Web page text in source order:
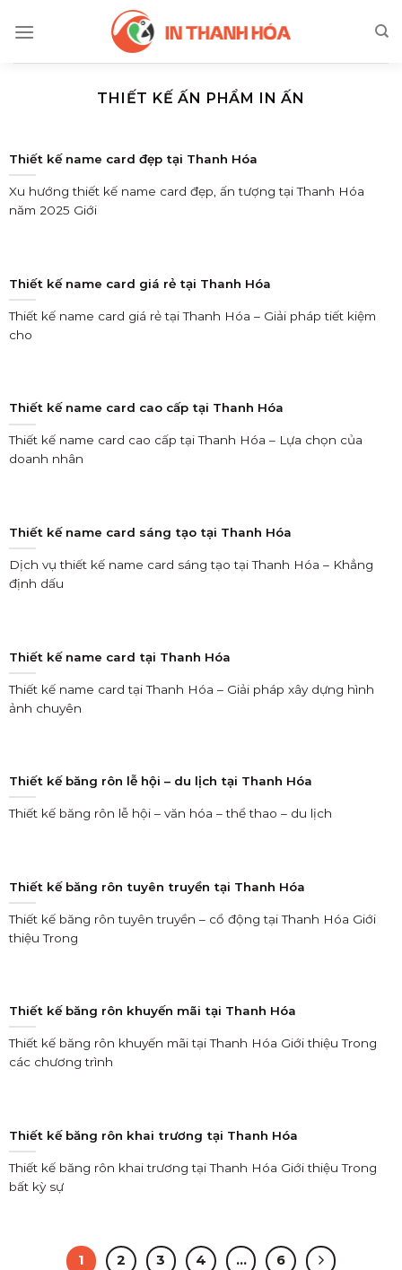
THIẾT KẾ ẤN PHẨM IN ẤN
Thiết kế name card đẹp tại Thanh Hóa
Xu hướng thiết kế name card đẹp, ấn tượng tại Thanh Hóa
năm 2025 Giới
Thiết kế name card giá rẻ tại Thanh Hóa
Thiết kế name card giá rẻ tại Thanh Hóa – Giải pháp tiết kiệm
cho
Thiết kế name card cao cấp tại Thanh Hóa
Thiết kế name card cao cấp tại Thanh Hóa – Lựa chọn của
doanh nhân
Thiết kế name card sáng tạo tại Thanh Hóa
Dịch vụ thiết kế name card sáng tạo tại Thanh Hóa – Khẳng
định dấu
Thiết kế name card tại Thanh Hóa
Thiết kế name card tại Thanh Hóa – Giải pháp xây dựng hình
ảnh chuyên
Thiết kế băng rôn lễ hội – du lịch tại Thanh Hóa
Thiết kế băng rôn lễ hội – văn hóa – thể thao – du lịch
Thiết kế băng rôn tuyên truyền tại Thanh Hóa
Thiết kế băng rôn tuyên truyền – cổ động tại Thanh Hóa Giới
thiệu Trong
Thiết kế băng rôn khuyến mãi tại Thanh Hóa
Thiết kế băng rôn khuyến mãi tại Thanh Hóa Giới thiệu Trong
các chương trình
Thiết kế băng rôn khai trương tại Thanh Hóa
Thiết kế băng rôn khai trương tại Thanh Hóa Giới thiệu Trong
bất kỳ sự
1 2 3 4 … 6